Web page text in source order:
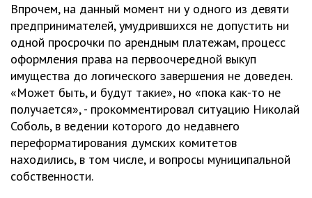
Впрочем, на данный момент ни у одного из девяти
предпринимателей, умудрившихся не допустить ни
одной просрочки по арендным платежам, процесс
оформления права на первоочередной выкуп
имущества до логического завершения не доведен.
«Может быть, и будут такие», но «пока как-то не
получается», - прокомментировал ситуацию Николай
Соболь, в ведении которого до недавнего
переформатирования думских комитетов
находились, в том числе, и вопросы муниципальной
собственности.